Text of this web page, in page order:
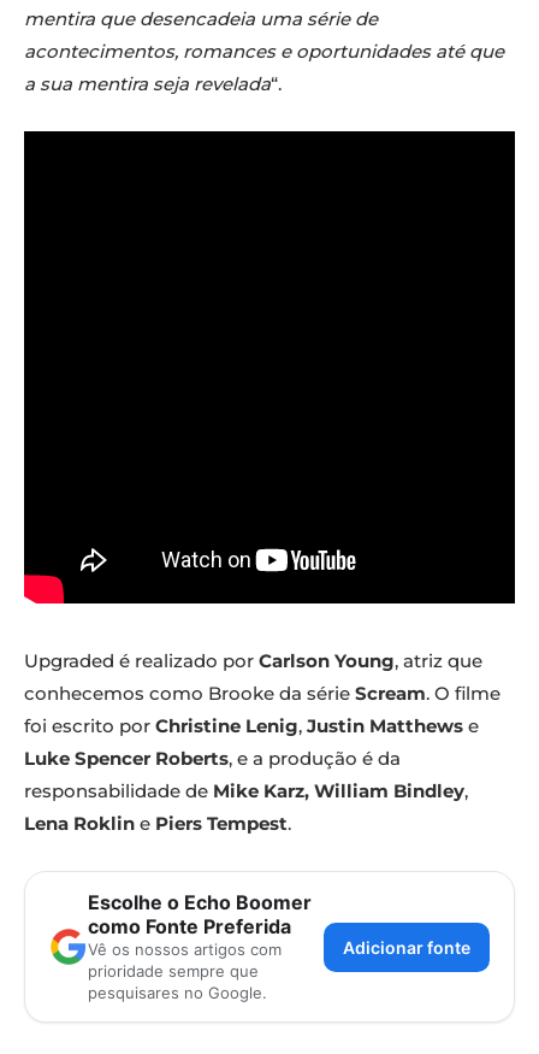
mentira que desencadeia uma série de
acontecimentos, romances e oportunidades até que
a sua mentira seja revelada“.
Upgraded é realizado por Carlson Young, atriz que
conhecemos como Brooke da série Scream. O filme
foi escrito por Christine Lenig, Justin Matthews e
Luke Spencer Roberts, e a produção é da
responsabilidade de Mike Karz, William Bindley,
Lena Roklin e Piers Tempest.
Escolhe o Echo Boomer
como Fonte Preferida
Vê os nossos artigos com
prioridade sempre que
pesquisares no Google.
Adicionar fonte